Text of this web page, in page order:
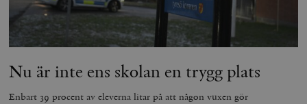
Nu är inte ens skolan en trygg plats
Enbart 39 procent av eleverna litar på att någon vuxen gör